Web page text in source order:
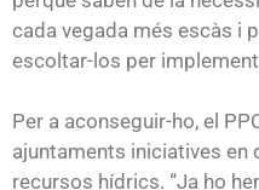
cada vegada més escàs i
escoltar-los per
Per a aconseguir-ho, el
ajuntaments iniciatives en
recursos hídrics. “Ja ho